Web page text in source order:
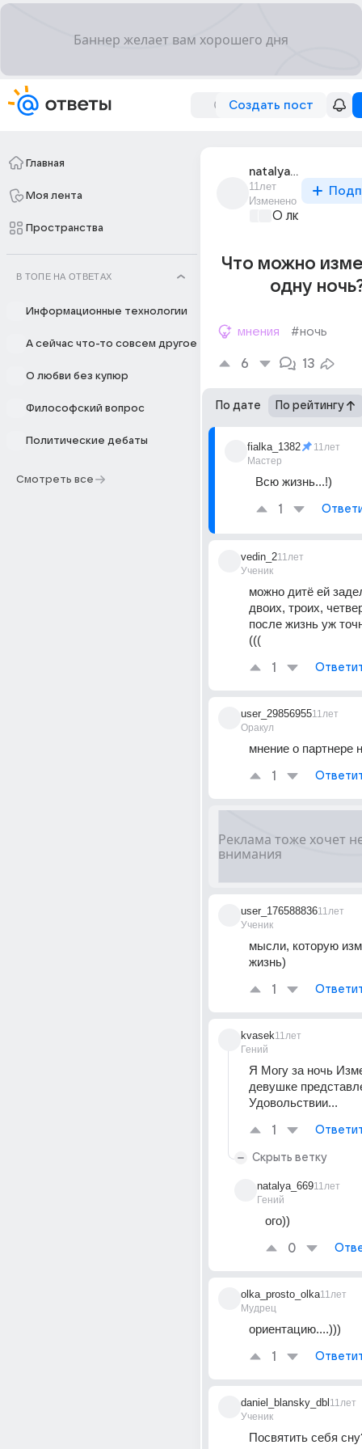
Создать пост
Главная
Моя лента
Пространства
В ТОПЕ НА ОТВЕТАХ
Информационные технологии
А сейчас что-то совсем другое
О любви без купюр
Философский вопрос
Политические дебаты
Смотреть все
natalya_669
11лет
Изменено
О любви без
Что можно
одну
мнения #ночь
6 13
По дате По рейтингу
fialka_1382
Мастер
11лет
Всю жизнь...!)
1
vedin_2
Ученик
11лет
можно дитё ей
двоих, троих,
после жизнь уж
(((
1
user_29856955
Оракул
11лет
мнение о партнере
1
user_176588836
Ученик
11лет
мысли, которую
жизнь)
1
kvasek
Гений
11лет
Я Могу за ночь
девушке
Удовольствии...
1
Скрыть ветку
natalya_669
Гений
11лет
ого))
0
olka_prosto_olka
Мудрец
11лет
ориентацию....)))
1
daniel_blansky_dbl
Ученик
11лет
Посвятить себя